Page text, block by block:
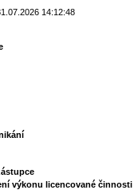
14:12:48
výkonu licencované činnosti